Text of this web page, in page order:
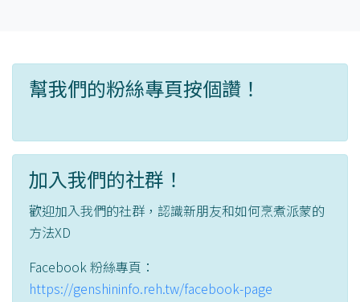
幫我們的粉絲專頁按個讚！
加入我們的社群！
歡迎加入我們的社群，認識新朋友和如何烹煮派蒙的
方法XD
Facebook 粉絲專頁：
https://genshininfo.reh.tw/facebook-page